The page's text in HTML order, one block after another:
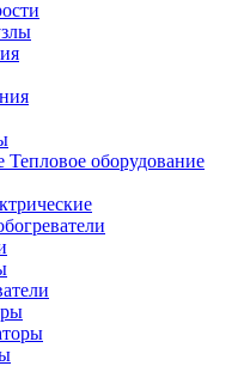
Тепловое оборудование